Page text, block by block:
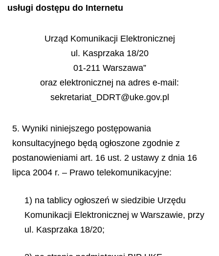
usługi dostępu do Internetu
Urząd Komunikacji Elektronicznej
ul. Kasprzaka 18/20
01-211 Warszawa”
oraz elektronicznej na adres e-mail:
sekretariat_DDRT@uke.gov.pl
5. Wyniki niniejszego postępowania
konsultacyjnego będą ogłoszone zgodnie z
postanowieniami art. 16 ust. 2 ustawy z dnia 16
lipca 2004 r. – Prawo telekomunikacyjne:
1) na tablicy ogłoszeń w siedzibie Urzędu
Komunikacji Elektronicznej w Warszawie, przy
ul. Kasprzaka 18/20;